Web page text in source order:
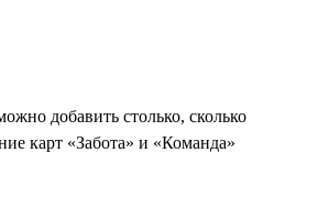
добавить столько, сколько
карт «Забота» и «Команда»